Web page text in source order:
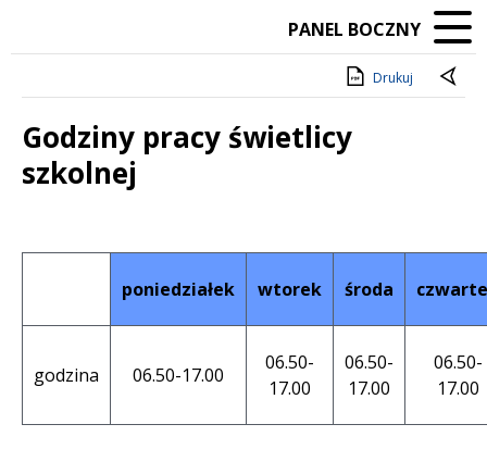
PANEL BOCZNY
Drukuj
Godziny pracy świetlicy
szkolnej
poniedziałek wtorek środa
godzina 06.50-17.00
06.50-
17.00
06.50-
17.00
06.50-
17.00